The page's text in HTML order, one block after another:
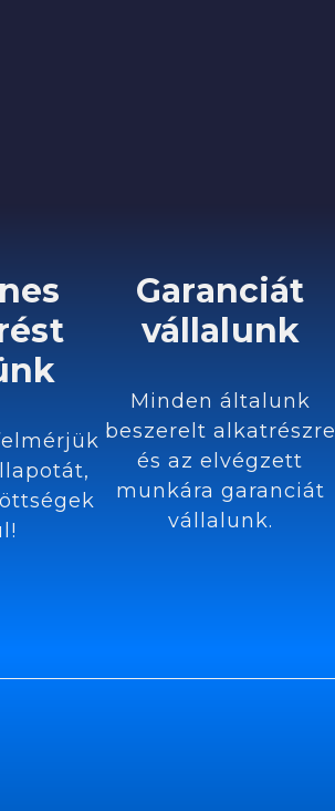
Garanciát
vállalunk
Minden általunk
beszerelt alkatrészre
és az elvégzett
munkára garanciát
vállalunk.